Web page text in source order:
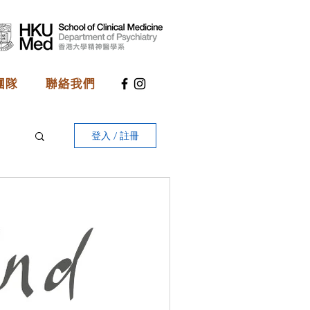
隊 聯絡我們
登入 / 註冊